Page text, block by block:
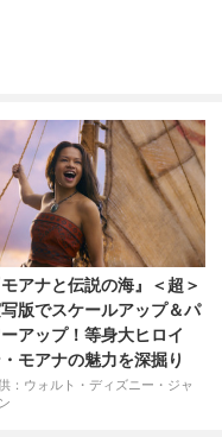
モアナと伝説の海』＜超＞
版でスケールアップ＆パ
ーアップ！等身大ヒロイ
モアナの魅力を深掘り
：ウォルト・ディズニー・ジャ